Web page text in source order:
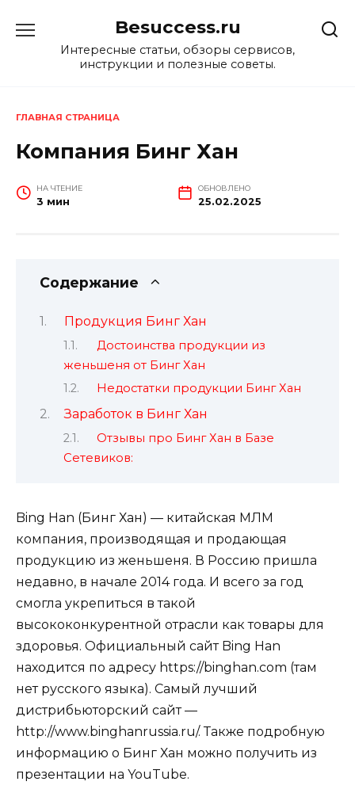
содержанию
Besuccess.ru
Интересные статьи, обзоры сервисов,
инструкции и полезные советы.
ГЛАВНАЯ СТРАНИЦА
Компания Бинг Хан
НА ЧТЕНИЕ
3 мин
ОБНОВЛЕНО
25.02.2025
Содержание
Продукция Бинг Хан
Достоинства продукции из
женьшеня от Бинг Хан
Недостатки продукции Бинг Хан
Заработок в Бинг Хан
Отзывы про Бинг Хан в Базе
Сетевиков:
Bing Han (Бинг Хан) — китайская МЛМ
компания, производящая и продающая
продукцию из женьшеня. В Россию пришла
недавно, в начале 2014 года. И всего за год
смогла укрепиться в такой
высококонкурентной отрасли как товары для
здоровья. Официальный сайт Bing Han
находится по адресу https://binghan.com (там
нет русского языка). Самый лучший
дистрибьюторский сайт —
http://www.binghanrussia.ru/. Также подробную
информацию о Бинг Хан можно получить из
презентации на YouTube.